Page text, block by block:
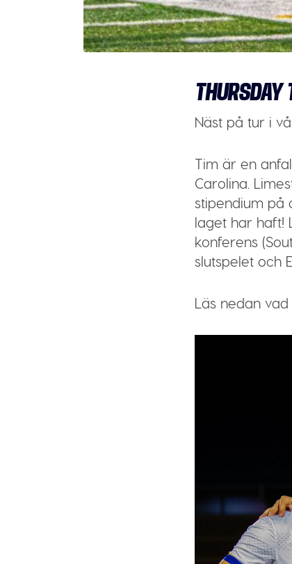
THURSDAY
Näst på tur i
Tim är en
Carolina.
stipendium på
laget har haft!
konferens
slutspelet och
Läs nedan